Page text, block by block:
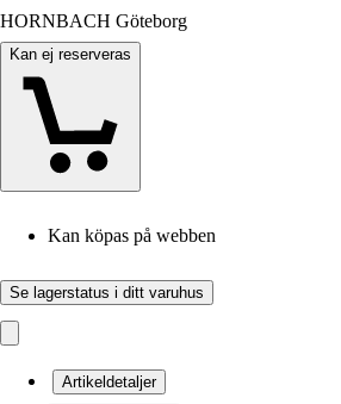
HORNBACH Göteborg
Kan ej reserveras
Kan köpas på webben
Se lagerstatus i ditt varuhus
Artikeldetaljer